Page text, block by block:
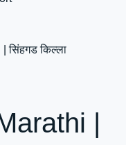
सिंहगड किल्ला
|